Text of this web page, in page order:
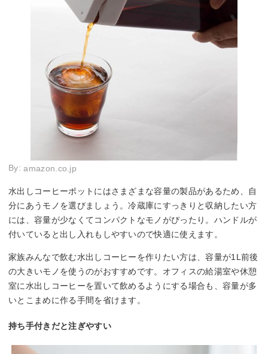
By:amazon.co.jp
水出しコーヒーポットにはさまざまな容量の製品があるため、自
分にあうモノを選びましょう。冷蔵庫にすっきりと収納したい方
には、容量が少なくてコンパクトなモノがぴったり。ハンドルが
付いていると出し入れもしやすいので快適に使えます。
家族みんなで飲む水出しコーヒーを作りたい方は、容量が1L前後
の大きいモノを使うのがおすすめです。オフィスの給湯室や休憩
室に水出しコーヒーを置いて飲めるようにする場合も、容量が多
いとこまめに作る手間を省けます。
持ち手付きだと注ぎやすい